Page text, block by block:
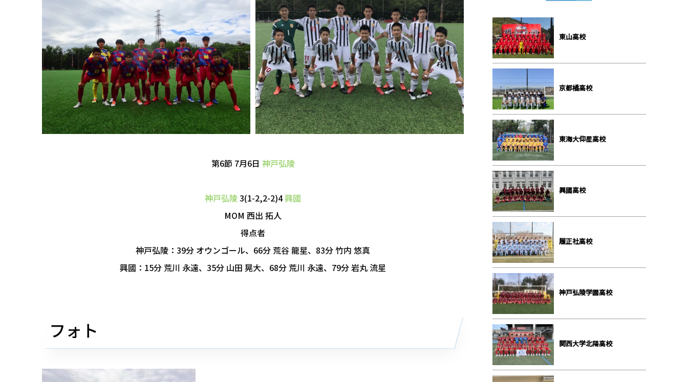
第6節 7月6日 神戸弘陵
神戸弘陵3(1-2,2-2)4興國
MOM 西出 拓人
得点者
神戸弘陵：39分 オウンゴール、66分 荒谷 龍星、83分 竹内 悠真
興國：15分 荒川 永遠、35分 山田 晃大、68分 荒川 永遠、79分 岩丸 流星
フォト
東山高校
京都橘高校
東海大仰星高校
興國高校
履正社高校
神戸弘陵学園高校
関西大学北陽高校